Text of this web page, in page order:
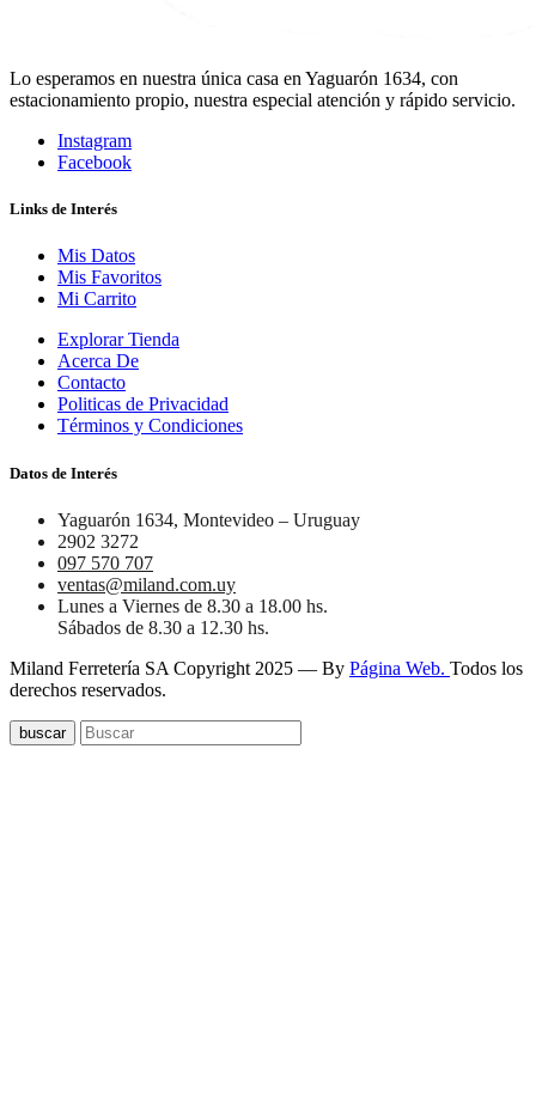
Lo esperamos en nuestra única casa en Yaguarón 1634, con
estacionamiento propio, nuestra especial atención y rápido servicio.
Instagram
Facebook
Links de Interés
Mis Datos
Mis Favoritos
Mi Carrito
Explorar Tienda
Acerca De
Contacto
Politicas de Privacidad
Términos y Condiciones
Datos de Interés
Yaguarón 1634, Montevideo – Uruguay
2902 3272
097 570 707
ventas@miland.com.uy
Lunes a Viernes de 8.30 a 18.00 hs.
Sábados de 8.30 a 12.30 hs.
Miland Ferretería SA Copyright 2025 — By Página Web. Todos los
derechos reservados.
buscar